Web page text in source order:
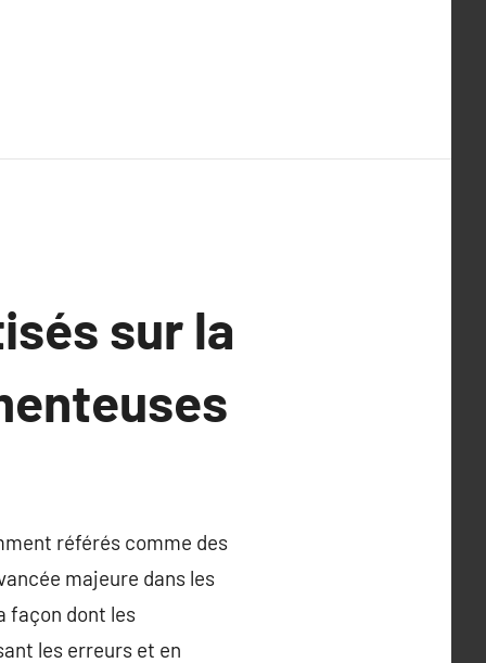
sur la
référés comme des
majeure dans les
façon dont les
les erreurs et en